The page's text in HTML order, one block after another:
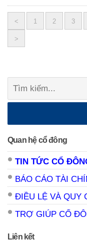
Posts
navigation
< 1 2 3
>
Tìm
Quan hệ cổ đông
TIN TỨC CỔ
BÁO CÁO TÀI
ĐIỀU LỆ VÀ QUY
TRỢ GIÚP CỔ
Liên kết